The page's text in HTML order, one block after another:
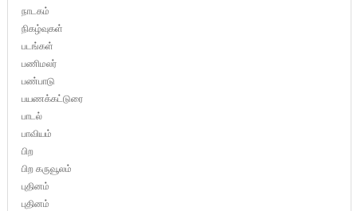
நாடகம்
நிகழ்வுகள்
படங்கள்
பணிமலர்
பண்பாடு
பயணக்கட்டுரை
பாடல்
பாவியம்
பிற
பிற கருவூலம்
புதினம்
புதினம்